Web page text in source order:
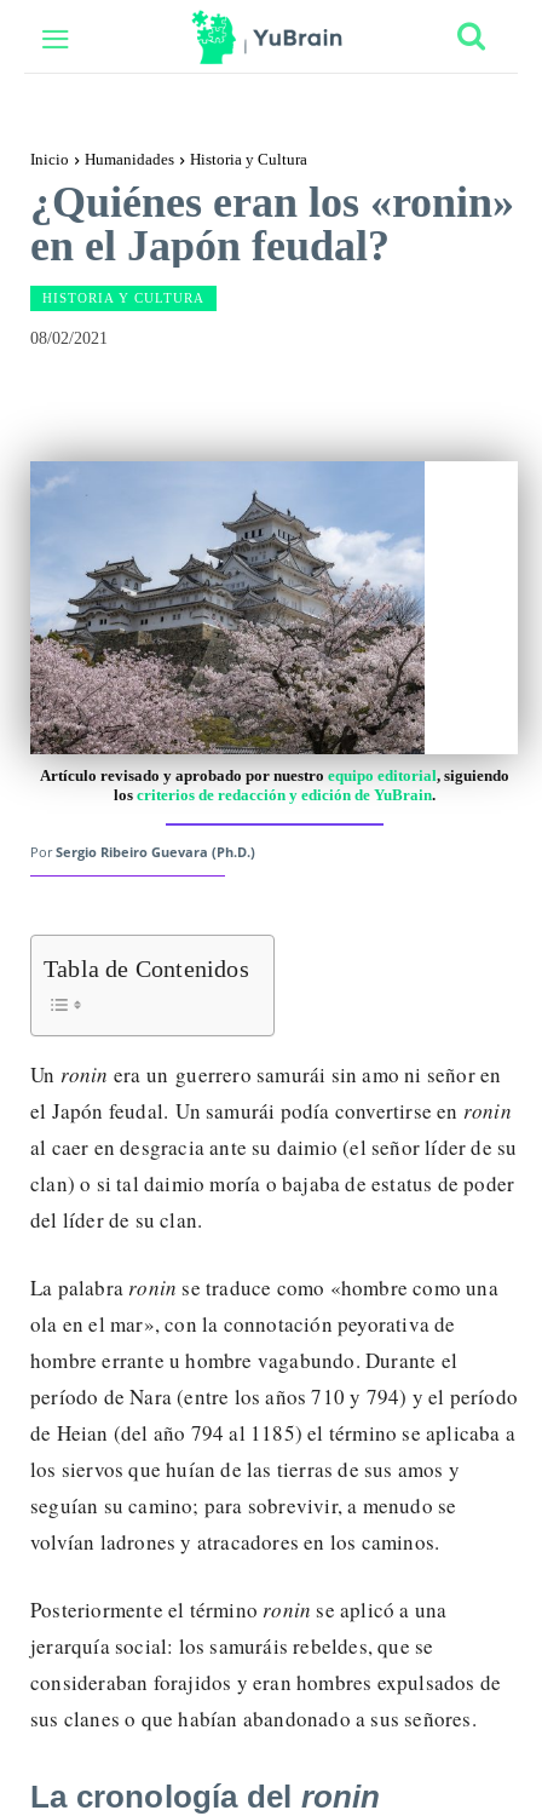
Inicio Humanidades Historia y Cultura
¿Quiénes eran los «ronin»
en el Japón feudal?
HISTORIA Y CULTURA
08/02/2021
Artículo revisado y aprobado por nuestro equipo editorial, siguiendo
los criterios de redacción y edición de YuBrain.
Por Sergio Ribeiro Guevara (Ph.D.)
Tabla de Contenidos
Un ronin era un guerrero samurái sin amo ni señor en
el Japón feudal. Un samurái podía convertirse en ronin
al caer en desgracia ante su daimio (el señor líder de su
clan) o si tal daimio moría o bajaba de estatus de poder
del líder de su clan.
La palabraroninse traduce como «hombre como una
ola en el mar», con la connotación peyorativa de
hombre errante u hombre vagabundo. Durante el
período de Nara (entre los años 710 y 794) y el período
de Heian (del año 794 al 1185) el término se aplicaba a
los siervos que huían de las tierras de sus amos y
seguían su camino; para sobrevivir, a menudo se
volvían ladrones y atracadores en los caminos.
Posteriormente el términoroninse aplicó a una
jerarquía social: los samuráis rebeldes, que se
consideraban forajidos y eran hombres expulsados ​​de
sus clanes o que habían abandonado a sus señores.
La cronología del ronin